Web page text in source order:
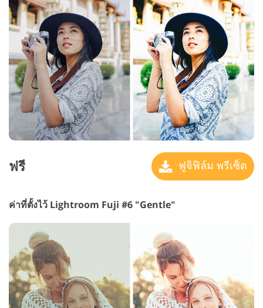
ฟรี ฟูจิฟิล์ม พรีเซ็ต
ค่าที่ตั้งไว้ Lightroom Fuji #6 "Gentle"